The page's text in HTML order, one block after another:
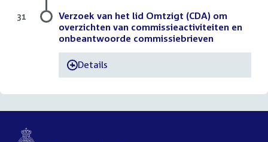
Verzoek van het lid Omtzigt (CDA) om
overzichten van commissieactiviteiten en
onbeantwoorde commissiebrieven
-Details
31